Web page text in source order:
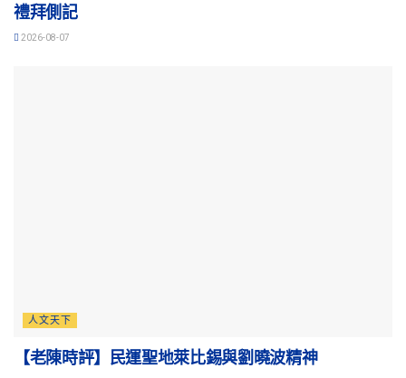
禮拜側記
2026-08-07
人文天下
【老陳時評】民運聖地萊比錫與劉曉波精神